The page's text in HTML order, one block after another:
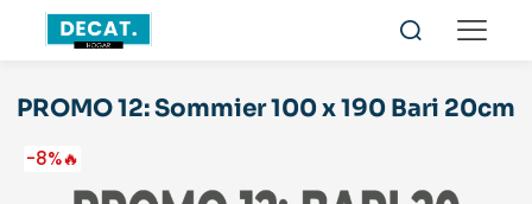
PROMO 12: Sommier 100 x 190 Bari 20cm
-8%🔥